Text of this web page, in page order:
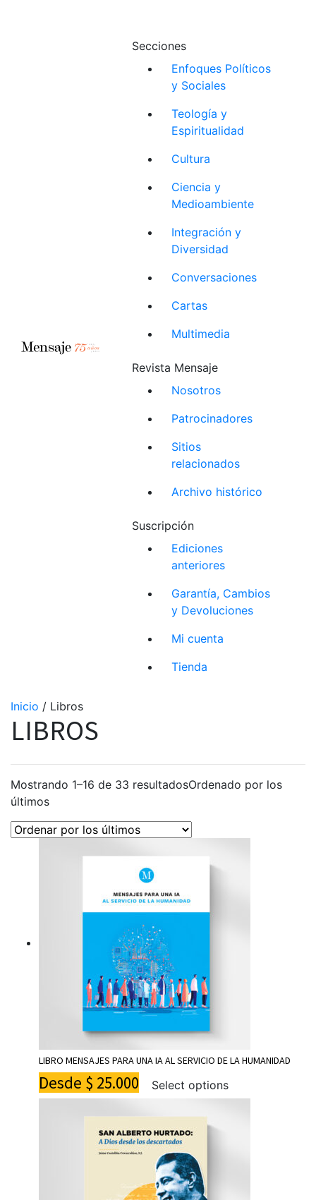
Secciones
Enfoques Políticos
y Sociales
Teología y
Espiritualidad
Cultura
Ciencia y
Medioambiente
Integración y
Diversidad
Conversaciones
Cartas
Multimedia
Revista Mensaje
Nosotros
Patrocinadores
Sitios
relacionados
Archivo histórico
Suscripción
Ediciones
anteriores
Garantía, Cambios
y Devoluciones
Mi cuenta
Tienda
Inicio / Libros
LIBROS
Mostrando 1–16 de 33 resultadosOrdenado por los
últimos
LIBRO MENSAJES PARA UNA IA AL SERVICIO DE LA HUMANIDAD
Desde $ 25.000 Select options